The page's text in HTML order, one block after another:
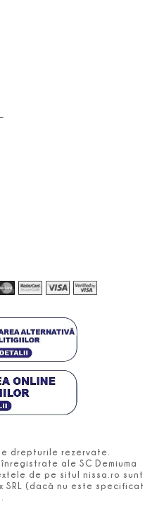
drepturile rezervate.
ale SC Demiuma
de pe situl nissa.ro sunt
SRL (dacă nu este specificat